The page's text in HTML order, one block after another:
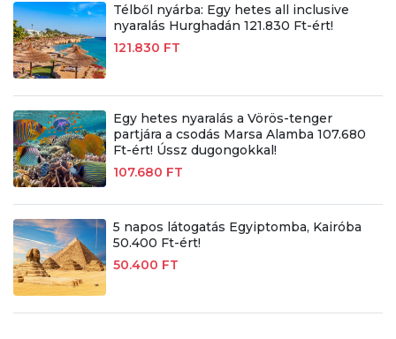
Télből nyárba: Egy hetes all inclusive
nyaralás Hurghadán 121.830 Ft-ért!
121.830 FT
Egy hetes nyaralás a Vörös-tenger
partjára a csodás Marsa Alamba 107.680
Ft-ért! Ússz dugongokkal!
107.680 FT
5 napos látogatás Egyiptomba, Kairóba
50.400 Ft-ért!
50.400 FT